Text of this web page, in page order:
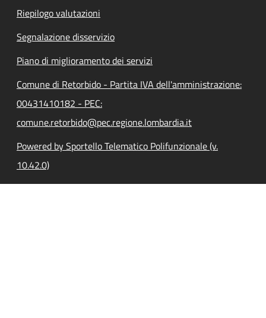
Riepilogo valutazioni
Segnalazione disservizio
Piano di miglioramento dei servizi
Comune di Retorbido - Partita IVA dell'amministrazione:
00431410182 - PEC:
comune.retorbido@pec.regione.lombardia.it
Powered by Sportello Telematico Polifunzionale (v.
10.42.0)